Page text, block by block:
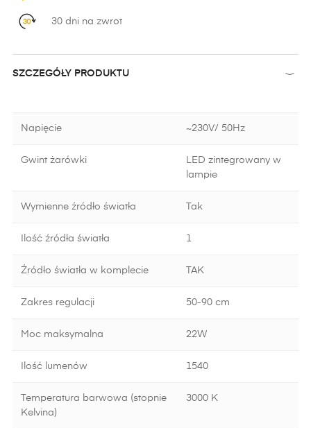
30 dni na zwrot
SZCZEGÓŁY PRODUKTU
Napięcie ~230V/ 50Hz
Gwint żarówki
LED zintegrowany w
lampie
Wymienne źródło światła Tak
Ilość źródła światła 1
Źródło światła w komplecie TAK
Zakres regulacji 50-90 cm
Moc maksymalna 22W
Ilość lumenów 1540
Temperatura barwowa (stopnie
Kelvina)
3000 K